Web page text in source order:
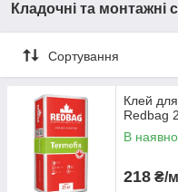
Кладочні та монтажні
Сортування
Клей
Redbag
В
218 ₴/